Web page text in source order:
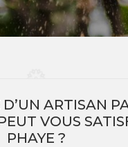
ARTISAN
VOUS
PHAYE ?